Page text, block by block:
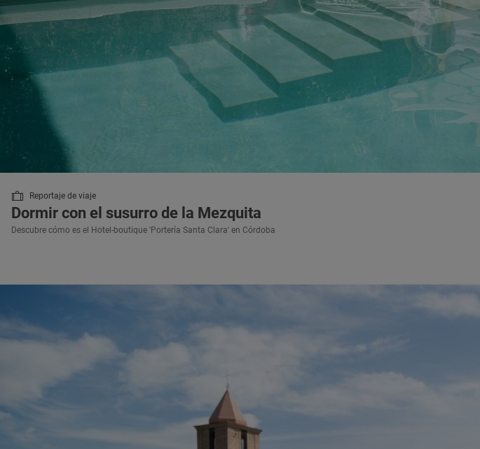
Reportaje de viaje
Dormir con el susurro de la Mezquita
Descubre cómo es el Hotel-boutique 'Portería Santa Clara' en Córdoba